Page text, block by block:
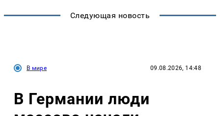
Следующая новость
В мире 09.08.2026, 14:48
В Германии люди